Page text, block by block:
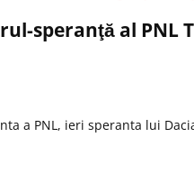
speranţă al PNL
a PNL, ieri speranta lui